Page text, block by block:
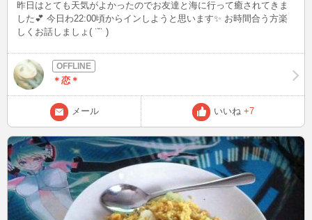
昨日はとても天気がよかったのでお友達と海に行って癒されてきま
した💕 今日わ22:00頃からインしようと思います✨ お時間合う方楽
しくお話しましょ( ˙˘˙ )
＊恋＊
メール いいね +7